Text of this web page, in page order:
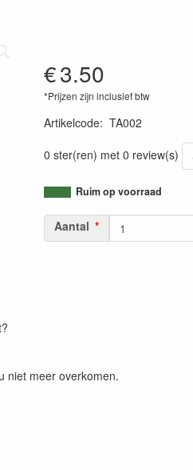
€3.50
*Prijzen zijn inclusief btw
Artikelcode: TA002
0 ster(ren) met 0 review(s)
Ruim op voorraad
Aantal
niet meer overkomen.